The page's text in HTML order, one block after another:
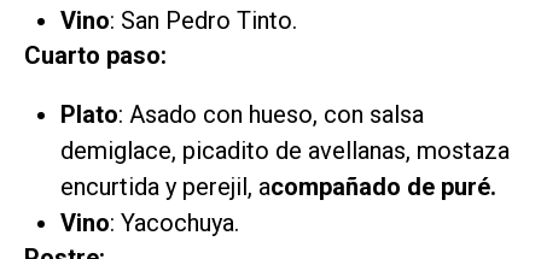
Vino: San Pedro Tinto.
Cuarto paso:
Plato: Asado con hueso, con salsa
demiglace, picadito de avellanas, mostaza
encurtida y perejil, acompañado de puré.
Vino: Yacochuya.